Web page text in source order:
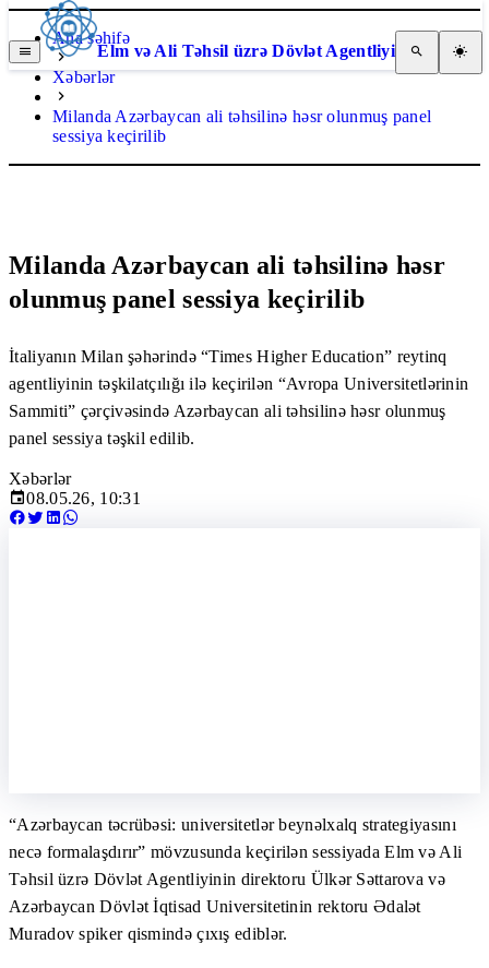
Elm və Ali Təhsil üzrə Dövlət Agentliyi
Ana səhifə
Xəbərlər
Milanda Azərbaycan ali təhsilinə həsr olunmuş panel
sessiya keçirilib
Milanda Azərbaycan ali təhsilinə həsr
olunmuş panel sessiya keçirilib
İtaliyanın Milan şəhərində “Times Higher Education” reytinq
agentliyinin təşkilatçılığı ilə keçirilən “Avropa Universitetlərinin
Sammiti” çərçivəsində Azərbaycan ali təhsilinə həsr olunmuş
panel sessiya təşkil edilib.
Xəbərlər
08.05.26, 10:31
“Azərbaycan təcrübəsi: universitetlər beynəlxalq strategiyasını
necə formalaşdırır” mövzusunda keçirilən sessiyada Elm və Ali
Təhsil üzrə Dövlət Agentliyinin direktoru Ülkər Səttarova və
Azərbaycan Dövlət İqtisad Universitetinin rektoru Ədalət
Muradov spiker qismində çıxış ediblər.